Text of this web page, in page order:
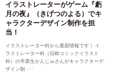
イラストレーターがゲーム『虧
月の夜』（きげつのよる）でキ
ャラクターデザイン制作を担
当！
イラストレーター科から最新情報です！ イ
ラストレーター科（旧称コミックイラスト
科）の卒業生かんじゅさんがキャラクターデ
ザイン制 ･･･